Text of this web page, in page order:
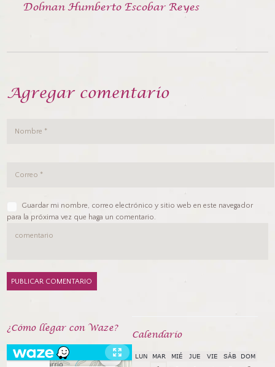
Dolman Humberto Escobar Reyes
Agregar comentario
Guardar mi nombre, correo electrónico y sitio web en este navegador
para la próxima vez que haga un comentario.
¿Cómo llegar con Waze?
Calendarío
LUN MAR MIÉ JUE VIE SÁB DOM